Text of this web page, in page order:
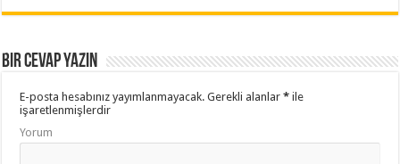
Bir cevap yazın
E-posta hesabınız yayımlanmayacak. Gerekli alanlar* ile
işaretlenmişlerdir
Yorum